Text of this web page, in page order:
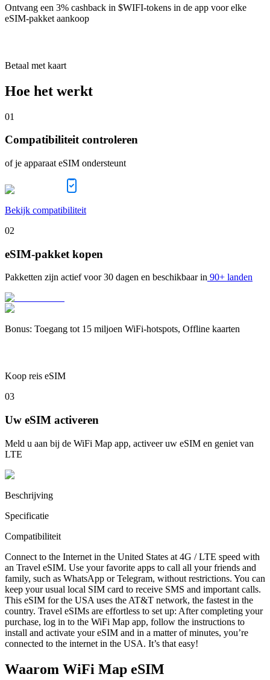
Ontvang een 3% cashback in $WIFI-tokens in de app voor elke
eSIM-pakket aankoop
Betaal met kaart
Hoe het werkt
01
Compatibiliteit controleren
of je apparaat eSIM ondersteunt
Bekijk compatibiliteit
02
eSIM-pakket kopen
Pakketten zijn actief voor 30 dagen en beschikbaar in 90+ landen
Bonus: Toegang tot 15 miljoen WiFi-hotspots, Offline kaarten
Koop reis eSIM
03
Uw eSIM activeren
Meld u aan bij de WiFi Map app, activeer uw eSIM en geniet van
LTE
Beschrijving
Specificatie
Compatibiliteit
Connect to the Internet in the United States at 4G / LTE speed with
an Travel eSIM. Use your favorite apps to call all your friends and
family, such as WhatsApp or Telegram, without restrictions. You can
keep your usual local SIM card to receive SMS and important calls.
This eSIM for the USA uses the AT&T network, the fastest in the
country. Travel eSIMs are effortless to set up: After completing your
purchase, log in to the WiFi Map app, follow the instructions to
install and activate your eSIM and in a matter of minutes, you’re
connected to the internet in the USA. It’s that easy!
Waarom WiFi Map eSIM